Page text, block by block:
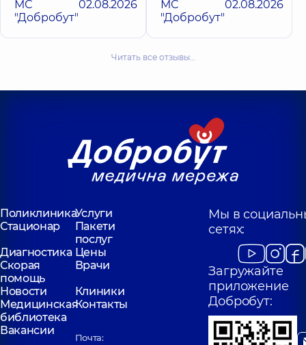
МС
"Добробут"
02.08.2026
МС
"Добробут"
02.08.2026
Читать все отзывы…
ПоликлиникаУслуги
Стационар
Пакети
послуг
Диагностика Цены
Скорая
помощь
Врачи
Новости
Клиники
Медицинская
библиотека
Контакты
Вакансии
Почта:
Мы в
сетях:
Загружайте
приложение
Добробут: